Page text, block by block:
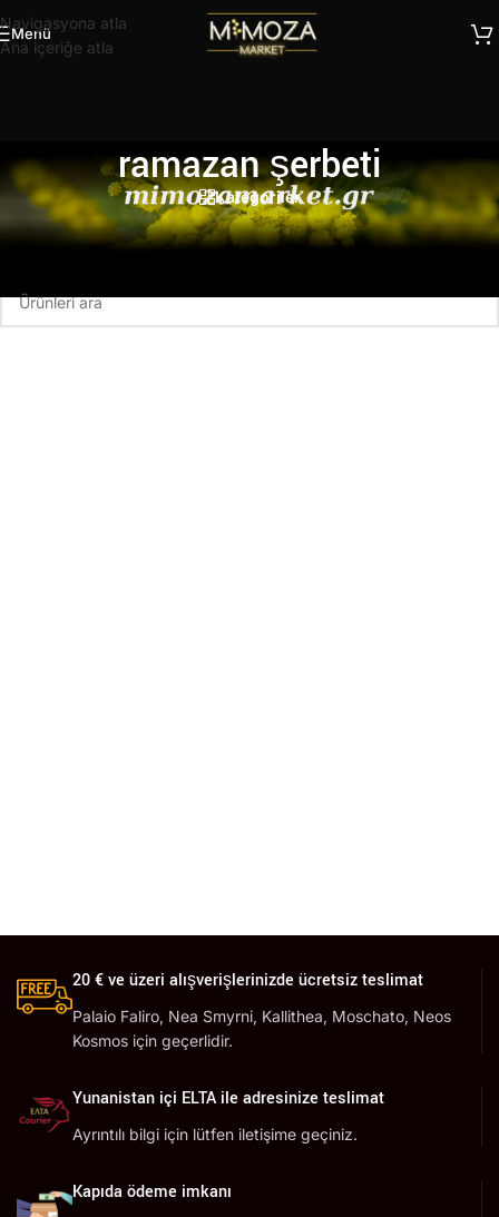
Navigasyona atla
Ana içeriğe atla
Menü
ramazan şerbeti
Kategoriler
Ana Sayfa
Ürünler “ramazan şerbeti” olarak etiketlendi
20 € ve üzeri alışverişlerinizde ücretsiz teslimat
Palaio Faliro, Nea Smyrni, Kallithea, Moschato, Neos
Kosmos için geçerlidir.
Yunanistan içi ELTA ile adresinize teslimat
Ayrıntılı bilgi için lütfen iletişime geçiniz.
Kapıda ödeme imkanı